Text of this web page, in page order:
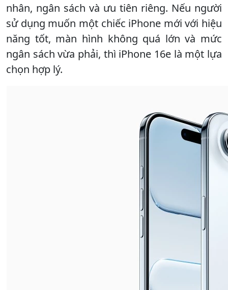
nhân, ngân sách và ưu tiên riêng. Nếu người
sử dụng muốn một chiếc iPhone mới với hiệu
năng tốt, màn hình không quá lớn và mức
ngân sách vừa phải, thì iPhone 16e là một lựa
chọn hợp lý.